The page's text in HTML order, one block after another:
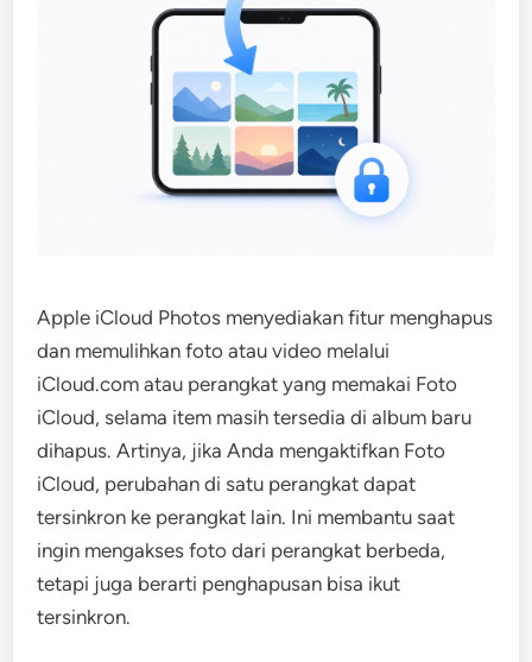
Apple iCloud Photos menyediakan fitur menghapus
dan memulihkan foto atau video melalui
iCloud.com atau perangkat yang memakai Foto
iCloud, selama item masih tersedia di album baru
dihapus. Artinya, jika Anda mengaktifkan Foto
iCloud, perubahan di satu perangkat dapat
tersinkron ke perangkat lain. Ini membantu saat
ingin mengakses foto dari perangkat berbeda,
tetapi juga berarti penghapusan bisa ikut
tersinkron.